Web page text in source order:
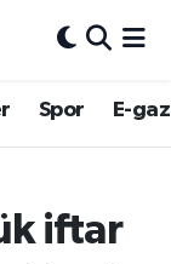
Spor E-
iftar